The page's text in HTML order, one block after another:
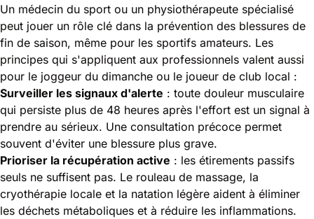
Un médecin du sport ou un physiothérapeute spécialisé
peut jouer un rôle clé dans la prévention des blessures de
fin de saison, même pour les sportifs amateurs. Les
principes qui s'appliquent aux professionnels valent aussi
pour le joggeur du dimanche ou le joueur de club local :
Surveiller les signaux d'alerte : toute douleur musculaire
qui persiste plus de 48 heures après l'effort est un signal à
prendre au sérieux. Une consultation précoce permet
souvent d'éviter une blessure plus grave.
Prioriser la récupération active : les étirements passifs
seuls ne suffisent pas. Le rouleau de massage, la
cryothérapie locale et la natation légère aident à éliminer
les déchets métaboliques et à réduire les inflammations.